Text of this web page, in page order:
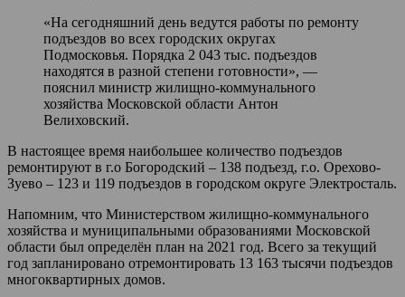
«На сегодняшний день ведутся работы по ремонту
подъездов во всех городских округах
Подмосковья. Порядка 2 043 тыс. подъездов
находятся в разной степени готовности», —
пояснил министр жилищно-коммунального
хозяйства Московской области Антон
Велиховский.
В настоящее время наибольшее количество подъездов
ремонтируют в г.о Богородский – 138 подъезд, г.о. Орехово-
Зуево – 123 и 119 подъездов в городском округе Электросталь.
Напомним, что Министерством жилищно-коммунального
хозяйства и муниципальными образованиями Московской
области был определён план на 2021 год. Всего за текущий
год запланировано отремонтировать 13 163 тысячи подъездов
многоквартирных домов.